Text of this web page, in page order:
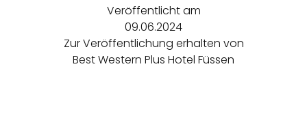
Veröffentlicht am
09.06.2024
Zur Veröffentlichung erhalten von
Best Western Plus Hotel Füssen